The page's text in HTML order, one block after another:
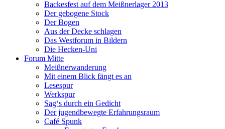
Backesfest auf dem Meißnerlager 2013
Der gebogene Stock
Der Bogen
Aus der Decke schlagen
Das Westforum in Bildern
Die Hecken-Uni
Forum Mitte
Meißnerwanderung
Mit einem Blick fängt es an
Lesespur
Werkspur
Sag‘s durch ein Gedicht
Der jugendbewegte Erfahrungsraum
Café Spunk